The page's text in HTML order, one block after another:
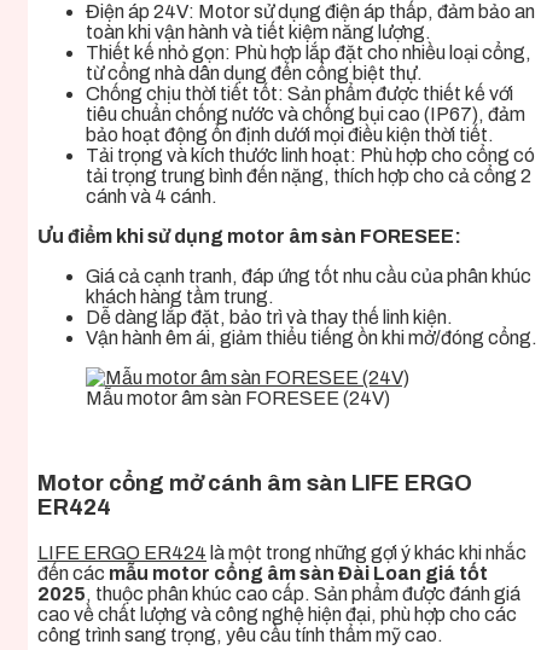
Điện áp 24V: Motor sử dụng điện áp thấp, đảm bảo an
toàn khi vận hành và tiết kiệm năng lượng.
Thiết kế nhỏ gọn: Phù hợp lắp đặt cho nhiều loại cổng,
từ cổng nhà dân dụng đến cổng biệt thự.
Chống chịu thời tiết tốt: Sản phẩm được thiết kế với
tiêu chuẩn chống nước và chống bụi cao (IP67), đảm
bảo hoạt động ổn định dưới mọi điều kiện thời tiết.
Tải trọng và kích thước linh hoạt: Phù hợp cho cổng có
tải trọng trung bình đến nặng, thích hợp cho cả cổng 2
cánh và 4 cánh.
Ưu điểm khi sử dụng motor âm sàn FORESEE:
Giá cả cạnh tranh, đáp ứng tốt nhu cầu của phân khúc
khách hàng tầm trung.
Dễ dàng lắp đặt, bảo trì và thay thế linh kiện.
Vận hành êm ái, giảm thiểu tiếng ồn khi mở/đóng cổng.
Mẫu motor âm sàn FORESEE (24V)
Motor cổng mở cánh âm sàn LIFE ERGO
ER424
LIFE ERGO ER424 là một trong những gợi ý khác khi nhắc
đến các mẫu motor cổng âm sàn Đài Loan giá tốt
2025, thuộc phân khúc cao cấp. Sản phẩm được đánh giá
cao về chất lượng và công nghệ hiện đại, phù hợp cho các
công trình sang trọng, yêu cầu tính thẩm mỹ cao.